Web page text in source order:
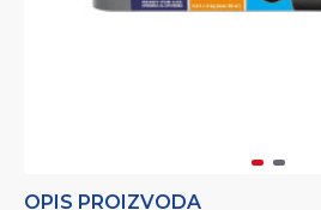
OPIS PROIZVODA